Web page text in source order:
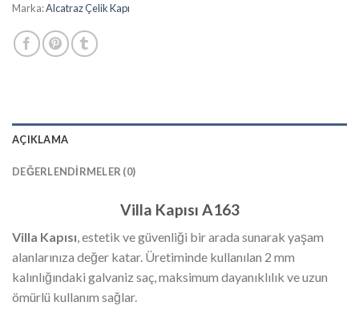
Marka:Alcatraz Çelik Kapı
AÇIKLAMA
DEĞERLENDIRMELER (0)
Villa Kapısı A163
Villa Kapısı, estetik ve güvenliği bir arada sunarak yaşam
alanlarınıza değer katar. Üretiminde kullanılan 2 mm
kalınlığındaki galvaniz saç, maksimum dayanıklılık ve uzun
ömürlü kullanım sağlar.